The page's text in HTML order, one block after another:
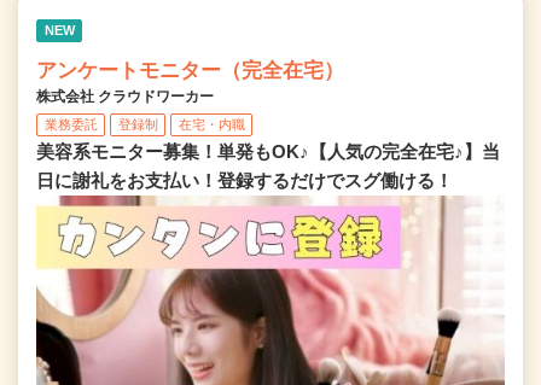
NEW
アンケートモニター（完全在宅）
株式会社 クラウドワーカー
業務委託 登録制 在宅・内職
美容系モニター募集！単発もOK♪【人気の完全在宅♪】当
日に謝礼をお支払い！登録するだけでスグ働ける！